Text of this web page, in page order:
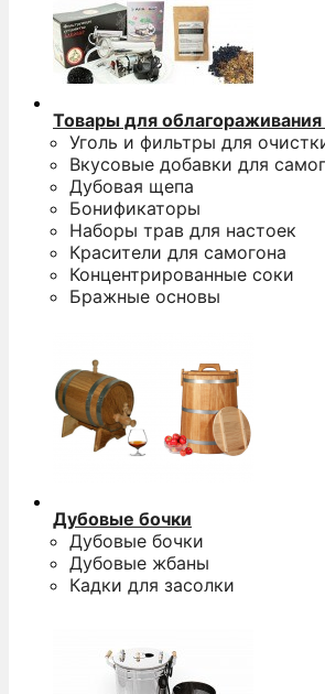
Товары для облагораживания
Уголь и фильтры для
Вкусовые добавки для
Дубовая щепа
Бонификаторы
Наборы трав для настоек
Красители для самогона
Концентрированные соки
Бражные основы
Дубовые бочки
Дубовые бочки
Дубовые жбаны
Кадки для засолки